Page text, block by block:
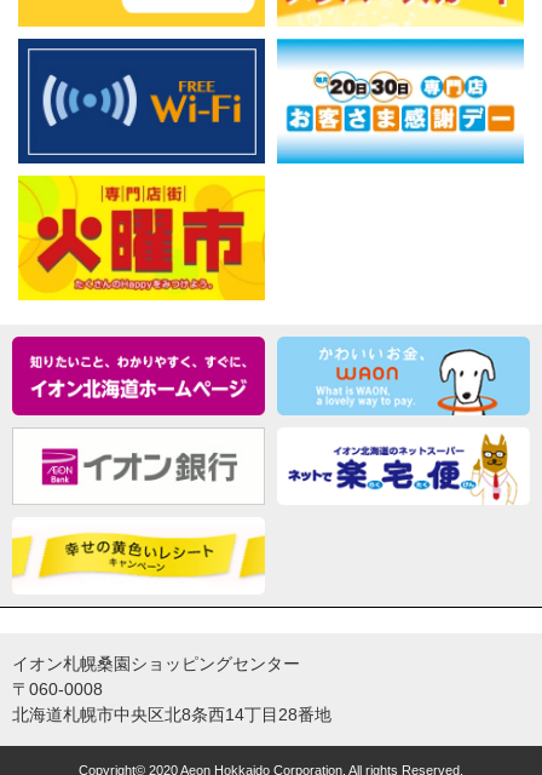
イオン札幌桑園ショッピングセンター
〒060-0008
北海道札幌市中央区北8条西14丁目28番地
Copyright© 2020 Aeon Hokkaido Corporation. All rights Reserved.